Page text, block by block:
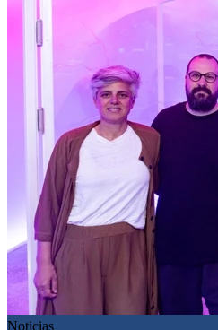
Noticias